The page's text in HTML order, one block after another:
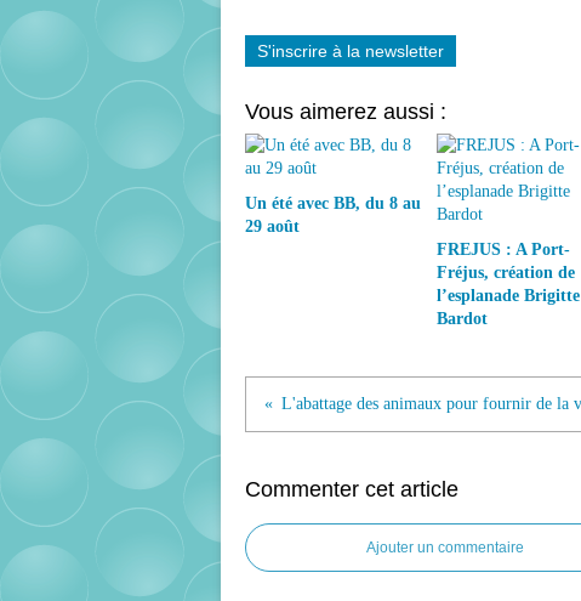
S'inscrire à la newsletter
Vous aimerez aussi :
Un été avec BB, du 8 au
29 août
FREJUS : A Port-
Fréjus, création de
l’esplanade Brigitte
Bardot
Commenter cet article
Ajouter un commentaire